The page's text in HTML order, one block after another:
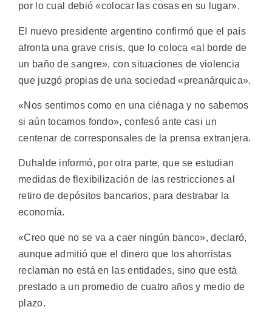
por lo cual debió «colocar las cosas en su lugar».
El nuevo presidente argentino confirmó que el país
afronta una grave crisis, que lo coloca «al borde de
un baño de sangre», con situaciones de violencia
que juzgó propias de una sociedad «preanárquica».
«Nos sentimos como en una ciénaga y no sabemos
si aún tocamos fondo», confesó ante casi un
centenar de corresponsales de la prensa extranjera.
Duhalde informó, por otra parte, que se estudian
medidas de flexibilización de las restricciones al
retiro de depósitos bancarios, para destrabar la
economía.
«Creo que no se va a caer ningún banco», declaró,
aunque admitió que el dinero que los ahorristas
reclaman no está en las entidades, sino que está
prestado a un promedio de cuatro años y medio de
plazo.